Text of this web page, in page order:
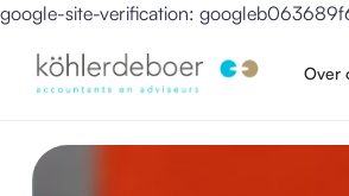
google-site-verification:
Over